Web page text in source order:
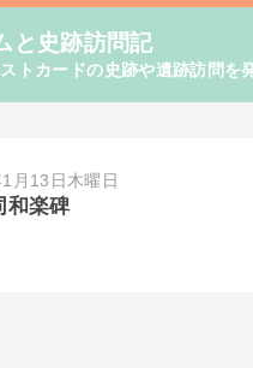
と史跡訪問記
トカードの史跡や遺跡訪問を
月13日木曜日
楽碑